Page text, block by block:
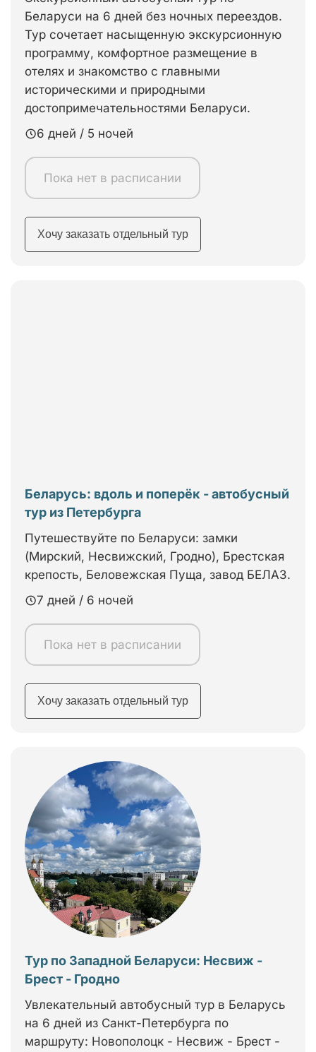
Беларуси на 6 дней без ночных переездов.
Тур сочетает насыщенную экскурсионную
программу, комфортное размещение в
отелях и знакомство с главными
историческими и природными
достопримечательностями Беларуси.
6 дней / 5 ночей
Пока нет в расписании
Хочу заказать отдельный тур
Беларусь: вдоль и поперёк - автобусный
тур из Петербурга
Путешествуйте по Беларуси: замки
(Мирский, Несвижский, Гродно), Брестская
крепость, Беловежская Пуща, завод БЕЛАЗ.
7 дней / 6 ночей
Пока нет в расписании
Хочу заказать отдельный тур
Тур по Западной Беларуси: Несвиж -
Брест - Гродно
Увлекательный автобусный тур в Беларусь
на 6 дней из Санкт-Петербурга по
маршруту: Новополоцк - Несвиж - Брест -